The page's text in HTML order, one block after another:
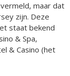
maar dat
zijn. Deze
staat bekend
& Spa,
& Casino (het